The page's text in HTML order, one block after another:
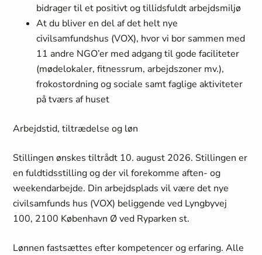
bidrager til et positivt og tillidsfuldt arbejdsmiljø
At du bliver en del af det helt nye
civilsamfundshus (VOX), hvor vi bor sammen med
11 andre NGO’er med adgang til gode faciliteter
(mødelokaler, fitnessrum, arbejdszoner mv.),
frokostordning og sociale samt faglige aktiviteter
på tværs af huset
Arbejdstid, tiltrædelse og løn
Stillingen ønskes tiltrådt 10. august 2026. Stillingen er
en fuldtidsstilling og der vil forekomme aften- og
weekendarbejde. Din arbejdsplads vil være det nye
civilsamfunds hus (VOX) beliggende ved Lyngbyvej
100, 2100 København Ø ved Ryparken st.
Lønnen fastsættes efter kompetencer og erfaring. Alle